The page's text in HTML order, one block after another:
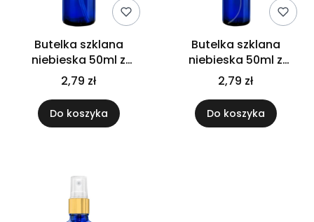
Butelka szklana
niebieska 50ml z
atomizerem czarnym
2,79 zł
Do koszyka
Butelka szklana
niebieska 50ml z
atomizerem do nosa
2,79 zł
Do koszyka